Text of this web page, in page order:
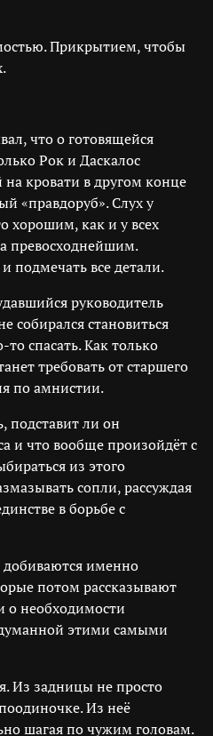
Прикрытием, чтобы
что о готовящейся
Рок и Даскалос
кровати в другом конце
«правдоруб». Слух у
хорошим, как и у всех
превосходнейшим.
подмечать все детали.
руководитель
собирался становиться
спасать. Как только
требовать от старшего
по амнистии.
подставит ли он
и что вообще произойдёт с
из этого
сопли, рассуждая
в борьбе с
добиваются именно
потом рассказывают
о необходимости
этими самыми
Из задницы не просто
Из неё
шагая по чужим головам.